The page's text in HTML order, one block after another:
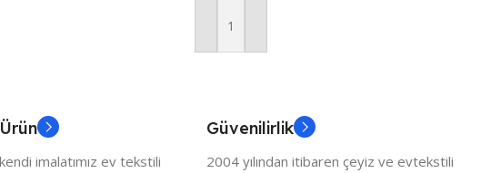
Sepete Ekle
imalatımız ev tekstili
Güvenilirlik
2004 yılından itibaren çeyiz ve evtekstili